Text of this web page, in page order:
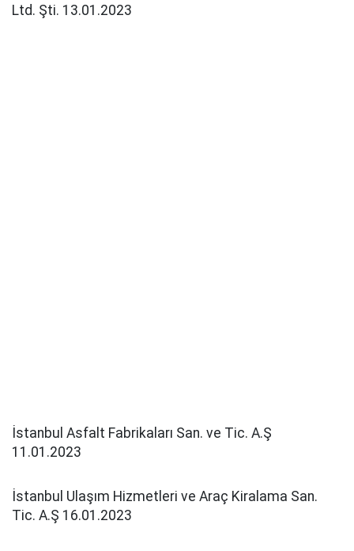
Ltd. Şti. 13.01.2023
İstanbul Asfalt Fabrikaları San. ve Tic. A.Ş
11.01.2023
İstanbul Ulaşım Hizmetleri ve Araç Kiralama San.
Tic. A.Ş 16.01.2023